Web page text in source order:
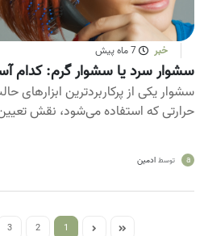
خبر 7 ماه پیش
سشوار سرد یا سشوار گرم: کدام
سشوار یکی از پرکاربردترین ابزارهای
حرارتی که استفاده می‌شود، نقش
a توسط ادمین
1
2
3